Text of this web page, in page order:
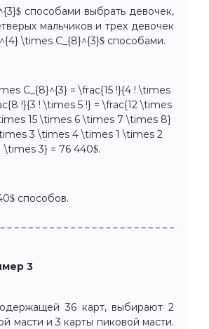
способами выбрать девочек,
мальчиков и трех девочек
\times C_{8}^{3}$ способами.
C_{8}^{3} = \frac{15 !}{4 ! \times
!}{3 ! \times 5 !} = \frac{12 \times
15 \times 6 \times 7 \times 8}
3 \times 4 \times 1 \times 2
\times 3} = 76 440$.
способов.
3
36 карт, выбирают 2
масти и 3 карты пиковой масти.